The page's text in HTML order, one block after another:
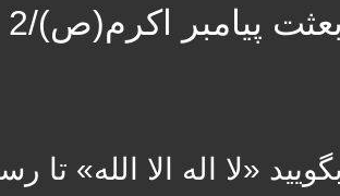
بعثت پیامبر اکرم(ص)/2
بگویید «لا اله الا الله» تا